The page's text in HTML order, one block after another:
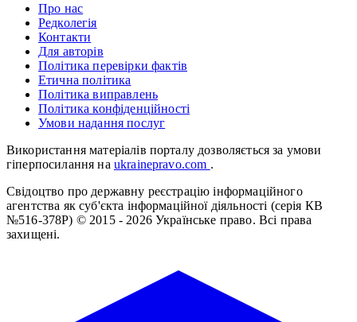
Про нас
Редколегія
Контакти
Для авторів
Політика перевірки фактів
Етична політика
Політика виправлень
Політика конфіденційності
Умови надання послуг
Використання матеріалів порталу дозволяється за умови
гіперпосилання на ukrainepravo.com .
Свідоцтво про державну реєстрацію інформаційного
агентства як суб'єкта інформаційної діяльності (серія КВ
№516-378Р) © 2015 - 2026 Українське право. Всі права
захищені.